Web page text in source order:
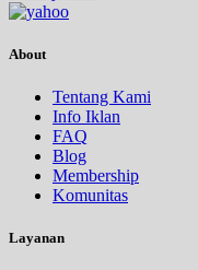
About
Tentang Kami
Info Iklan
FAQ
Blog
Membership
Komunitas
Layanan